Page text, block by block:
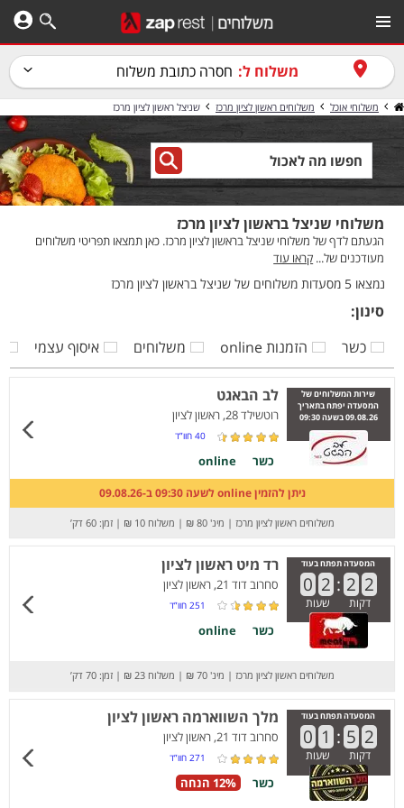
משלוח ל: חסרה כתובת משלוח
משלוחי אוכל משלוחים ראשון לציון מרכז שניצל ראשון לציון מרכז
משלוחי שניצל בראשון לציון מרכז
הגעתם לדף של משלוחי שניצל בראשון לציון מרכז. כאן תמצאו תפריטי משלוחים
מעודכנים של... קראו עוד
נמצאו 5 מסעדות משלוחים של שניצל בראשון לציון מרכז
סינון:
כשר
הזמנות online משלוחים איסוף עצמי
שירות המשלוחים של
המסעדה יפתח בתאריך
09.08.26 בשעה 09:30
לב הבאגט
רוטשילד 28, ראשון לציון
40 חוו”ד
כשר online
ניתן להזמין online לשעה 09:30 ב-09.08.26
משלוחים ראשון לציון מרכז | מינ' 80 ₪ | משלוח 10 ₪ | זמן: 60 דק’
המסעדה תפתח בעוד
0 2 : 2 2
דקות שעות
רד מיט ראשון לציון
סחרוב דוד 21, ראשון לציון
251 חוו”ד
כשר online
משלוחים ראשון לציון מרכז | מינ' 70 ₪ | משלוח 23 ₪ | זמן: 70 דק’
המסעדה תפתח בעוד
0 1 : 5 2
דקות שעות
מלך השווארמה ראשון לציון
סחרוב דוד 21, ראשון לציון
271 חוו”ד
כשר 12% הנחה